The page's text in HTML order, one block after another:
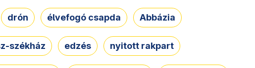
drón élvefogó csapda Abbázia
székház edzés nyitott rakpart